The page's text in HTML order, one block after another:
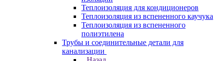
Теплоизоляция для кондиционеров
Теплоизоляция из вспененного каучука
Теплоизоляция из вспененного
полиэтилена
Трубы и соединительные детали для
канализации